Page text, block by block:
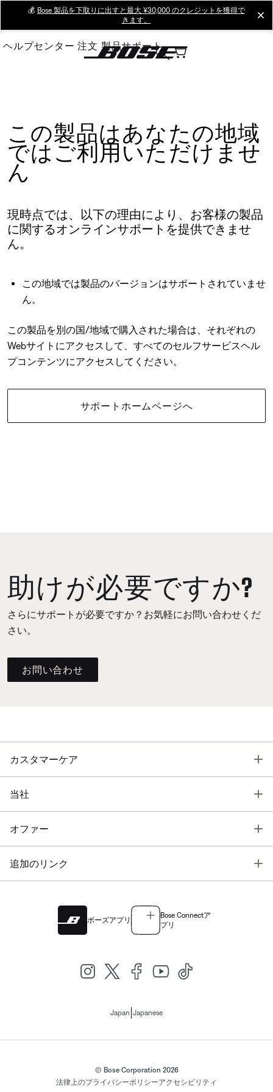
Main
💰 Bose 製品を下取りに出すと最大 ¥30,000 のクレジットを獲得で
きます。
ヘルプセンター 注文 製品サポート
この製品はあなたの地域
ではご利用いただけませ
ん
現時点では、以下の理由により、お客様の製品
に関するオンラインサポートを提供できませ
ん。
この地域では製品のバージョンはサポートされていませ
ん。
この製品を別の国/地域で購入された場合は、それぞれの
Webサイトにアクセスして、すべてのセルフサービスヘル
プコンテンツにアクセスしてください。
サポートホームページへ
助けが必要ですか?
さらにサポートが必要ですか？お気軽にお問い合わせくだ
さい。
お問い合わせ
カスタマーケア
当社
オファー
追加のリンク
ボーズアプリ
Bose Connectア
プリ
Japan Japanese
© Bose Corporation 2026
法律上のプライバシーポリシーアクセシビリティ